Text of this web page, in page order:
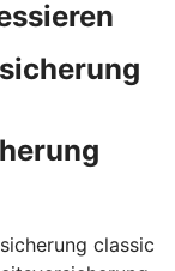
classic